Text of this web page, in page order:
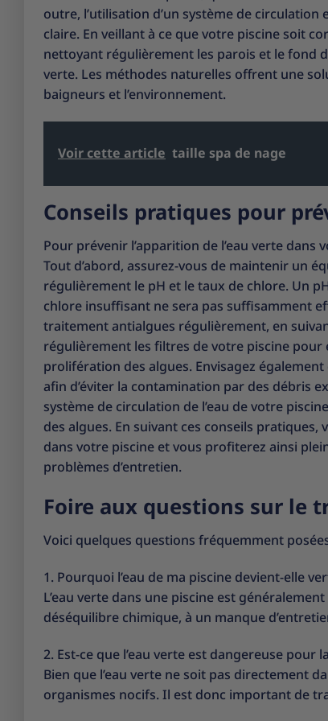
outre, l’utilisation d’un système de
claire. En veillant à ce que votre piscine soit
nettoyant régulièrement les parois et le fond
verte. Les méthodes naturelles offrent une
baigneurs et l’environnement.
Voir cette article taille spa de nage
Conseils pratiques pour
Pour prévenir l’apparition de l’eau verte
Tout d’abord, assurez-vous de maintenir un
régulièrement le pH et le taux de chlore. Un
chlore insuffisant ne sera pas suffisamment
traitement antialgues régulièrement, en
régulièrement les filtres de votre piscine pour
prolifération des algues. Envisagez
afin d’éviter la contamination par des débris
système de circulation de l’eau de votre
des algues. En suivant ces conseils
dans votre piscine et vous profiterez ainsi
problèmes d’entretien.
Foire aux questions sur le
Voici quelques questions fréquemment
1. Pourquoi l’eau de ma piscine devient-elle
L’eau verte dans une piscine est
déséquilibre chimique, à un manque
2. Est-ce que l’eau verte est dangereuse pour
Bien que l’eau verte ne soit pas directement
organismes nocifs. Il est donc important de